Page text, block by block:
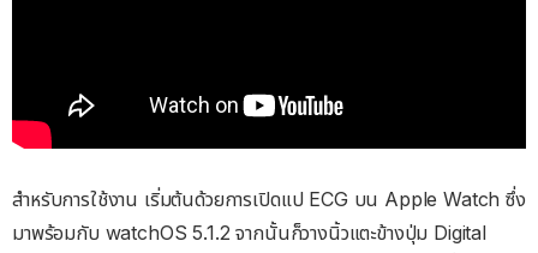
สำหรับการใช้งาน เริ่มต้นด้วยการเปิดแป ECG บน Apple Watch ซึ่ง
มาพร้อมกับ watchOS 5.1.2 จากนั้นก็วางนิ้วแตะข้างปุ่ม Digital